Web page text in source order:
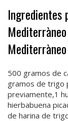
Ingredientes
Mediterràneo
Mediterràneo
500 gramos de
gramos de trigo
previamente,1
hierbabuena
de harina de